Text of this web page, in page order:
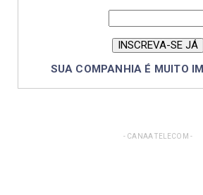
SUA COMPANHIA É MUITO
- CANAA TELECOM -